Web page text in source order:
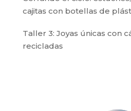
cajitas con botellas de
Taller 3: Joyas únicas con
recicladas